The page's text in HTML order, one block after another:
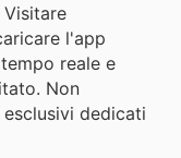
l'app
reale e
Non
dedicati